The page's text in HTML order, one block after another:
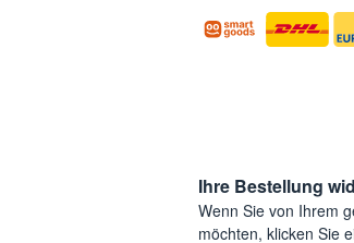
Ihre Bestellung
Wenn Sie von Ihrem
möchten, klicken Sie